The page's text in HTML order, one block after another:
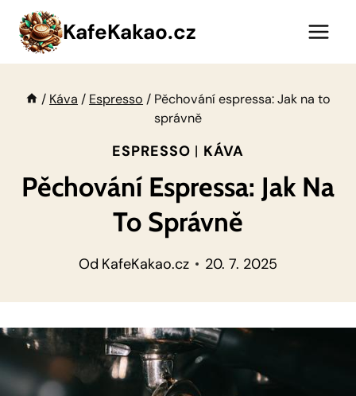
Přeskočit
obsah
KafeKakao.cz
/ Káva / Espresso / Pěchování espressa: Jak na to
správně
ESPRESSO | KÁVA
Pěchování Espressa: Jak Na
To Správně
Od KafeKakao.cz 20. 7. 2025